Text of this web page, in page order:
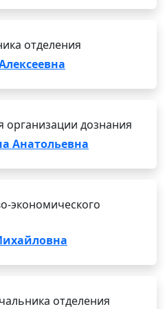
отделения
организации дознания
Анатольевна
экономического
отделения